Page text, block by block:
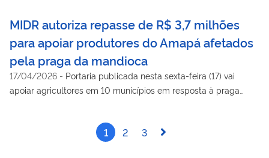
MIDR autoriza repasse de R$ 3,7 milhões
para apoiar produtores do Amapá afetados
pela praga da mandioca
17/04/2026 - Portaria publicada nesta sexta-feira (17) vai
apoiar agricultores em 10 municípios em resposta à praga
1 2 3